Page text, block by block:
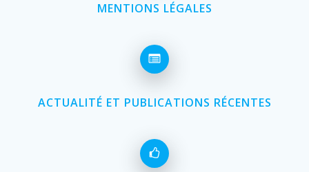
MENTIONS LÉGALES
ACTUALITÉ ET PUBLICATIONS RÉCENTES